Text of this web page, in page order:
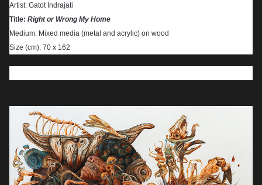
Artist: Gatot Indrajati
Title: Right or Wrong My Home
Medium: Mixed media (metal and acrylic) on wood
Size (cm): 70 x 162